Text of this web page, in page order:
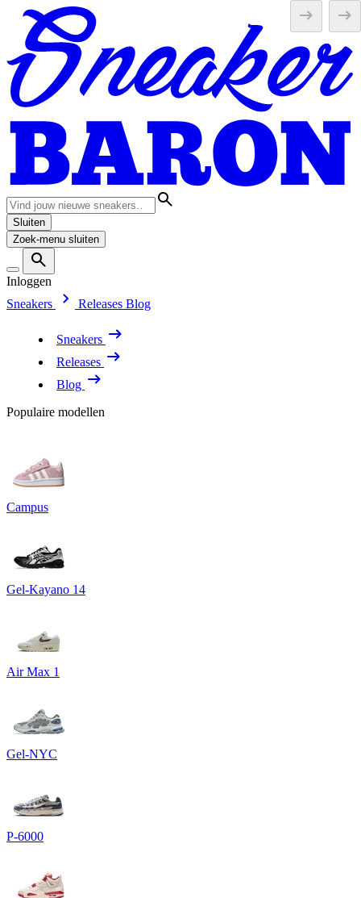
Sluiten
Zoek-menu sluiten
Inloggen
Sneakers
Releases Blog
Sneakers
Releases
Blog
Populaire modellen
Campus
Gel-Kayano 14
Air Max 1
Gel-NYC
P-6000